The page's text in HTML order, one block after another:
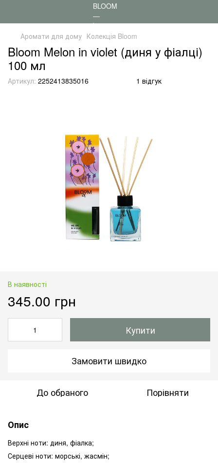
Аромати для дому Колекція Bloom
Bloom Melon in violet (диня у фіалці)
100 мл
Артикул: 2252413835016 1 відгук
В наявності
345.00 грн
Купити
Замовити швидко
До обраного Порівняти
Опис
Верхні ноти: диня, фіалка;
Серцеві ноти: морські, жасмін;